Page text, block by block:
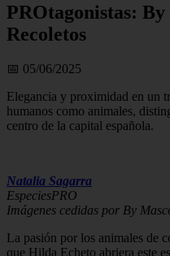
PROtagonistas:
Recoletos
📅 05/06/2025
Elegancia y proximidad en un
humanos como animales,
centro de la capital española.
Natalia Sagarra
EspeciesPRO
Imágenes cedidas por By
La pasión por los animales de
que Hilda Echeto abriera este